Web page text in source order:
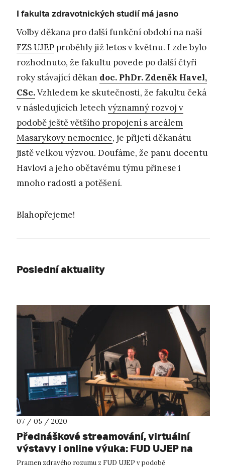
I fakulta zdravotnických studií má jasno
Volby děkana pro další funkční období na naší
FZS UJEP proběhly již letos v květnu. I zde bylo
rozhodnuto, že fakultu povede po další čtyři
roky stávající děkan doc. PhDr. Zdeněk Havel,
CSc.Vzhledem ke skutečnosti, že fakultu čeká
v následujících letech významný rozvoj v
podobě ještě většího propojení s areálem
Masarykovy nemocnice, je přijetí děkanátu
jistě velkou výzvou. Doufáme, že panu docentu
Havlovi a jeho obětavému týmu přinese i
mnoho radosti a potěšení.
Blahopřejeme!
Poslední aktuality
07 / 05 / 2020
Přednáškové streamování, virtuální
výstavy i online výuka: FUD UJEP na
špici multimediální komunikace
Pramen zdravého rozumu z FUD UJEP v podobě